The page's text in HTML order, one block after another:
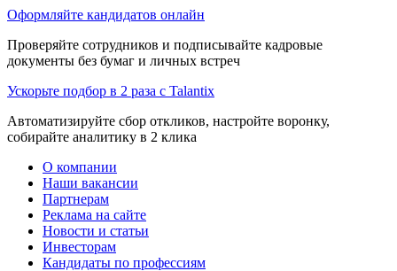
Оформляйте кандидатов онлайн
Проверяйте сотрудников и подписывайте кадровые
документы без бумаг и личных встреч
Ускорьте подбор в 2 раза с Talantix
Автоматизируйте сбор откликов, настройте воронку,
собирайте аналитику в 2 клика
О компании
Наши вакансии
Партнерам
Реклама на сайте
Новости и статьи
Инвесторам
Кандидаты по профессиям